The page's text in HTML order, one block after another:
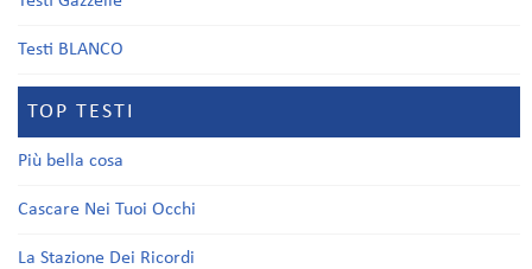
Testi BLANCO
TOP TESTI
Più bella cosa
Cascare Nei Tuoi Occhi
La Stazione Dei Ricordi